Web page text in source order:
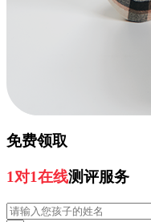
免费领取
1对1在线测评服务